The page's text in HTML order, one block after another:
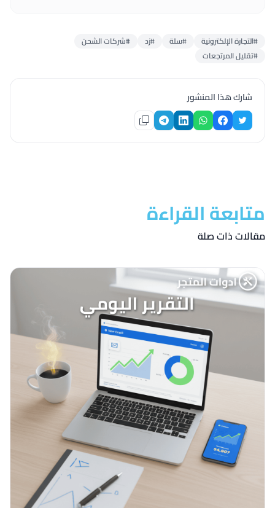
#التجارة الإلكترونية #سلة #زد
#شركات الشحن
#تقليل المرتجعات
شارك هذا المنشور
متابعة القراءة
مقالات ذات صلة